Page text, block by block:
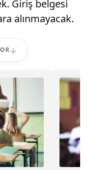
Giriş belgesi
alınmayacak.